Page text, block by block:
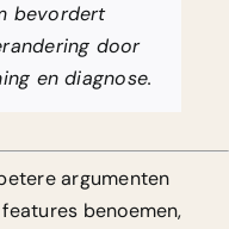
bevordert
door
en diagnose.
argumenten
benoemen,